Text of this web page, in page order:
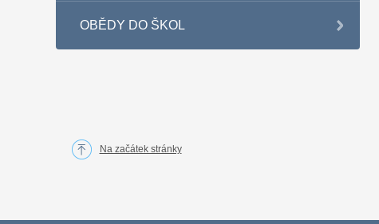
OBĚDY DO ŠKOL
Na začátek stránky